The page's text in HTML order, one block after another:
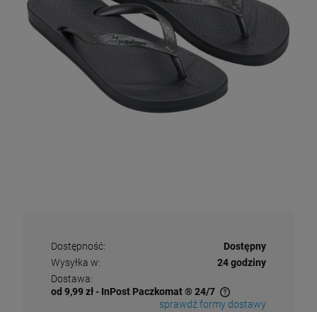
Dostępność:
Dostępny
Wysyłka w:
24 godziny
Dostawa:
od 9,99 zł- InPost Paczkomat ® 24/7
Cena nie zawiera ewentualnych kosztów płatności
sprawdź formy dostawy